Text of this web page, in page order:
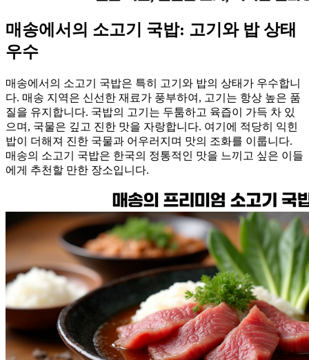
매송에서의 소고기 국밥: 고기와 밥 상태
우수
매송에서의 소고기 국밥은 특히 고기와 밥의 상태가 우수합니
다. 매송 지역은 신선한 재료가 풍부하여, 고기는 항상 높은 품
질을 유지합니다. 국밥의 고기는 두툼하고 육즙이 가득 차 있
으며, 국물은 깊고 진한 맛을 자랑합니다. 여기에 적당히 익힌
밥이 더해져 진한 국물과 어우러지며 맛의 조화를 이룹니다.
매송의 소고기 국밥은 한국의 정통적인 맛을 느끼고 싶은 이들
에게 추천할 만한 장소입니다.